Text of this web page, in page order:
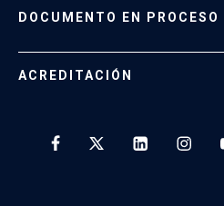
Políticas de Retiro, Devolución
Documento No
DOCUMENTO EN
ACREDITACIÓN